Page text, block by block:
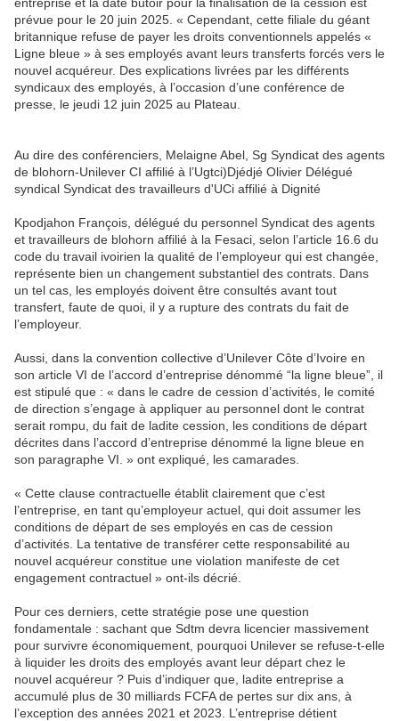
prévue pour le 20 juin 2025. « Cependant, cette filiale du géant
britannique refuse de payer les droits conventionnels appelés «
Ligne bleue » à ses employés avant leurs transferts forcés vers le
nouvel acquéreur. Des explications livrées par les différents
syndicaux des employés, à l’occasion d’une conférence de
presse, le jeudi 12 juin 2025 au Plateau.
Au dire des conférenciers, Melaigne Abel, Sg Syndicat des agents
de blohorn-Unilever CI affilié à l’Ugtci)Djédjé Olivier Délégué
syndical Syndicat des travailleurs d'UCi affilié à Dignité
Kpodjahon François, délégué du personnel Syndicat des agents
et travailleurs de blohorn affilié à la Fesaci, selon l’article 16.6 du
code du travail ivoirien la qualité de l’employeur qui est changée,
représente bien un changement substantiel des contrats. Dans
un tel cas, les employés doivent être consultés avant tout
transfert, faute de quoi, il y a rupture des contrats du fait de
l’employeur.
Aussi, dans la convention collective d’Unilever Côte d’Ivoire en
son article VI de l’accord d’entreprise dénommé “la ligne bleue”, il
est stipulé que : « dans le cadre de cession d’activités, le comité
de direction s’engage à appliquer au personnel dont le contrat
serait rompu, du fait de ladite cession, les conditions de départ
décrites dans l’accord d’entreprise dénommé la ligne bleue en
son paragraphe VI. » ont expliqué, les camarades.
« Cette clause contractuelle établit clairement que c’est
l’entreprise, en tant qu’employeur actuel, qui doit assumer les
conditions de départ de ses employés en cas de cession
d’activités. La tentative de transférer cette responsabilité au
nouvel acquéreur constitue une violation manifeste de cet
engagement contractuel » ont-ils décrié.
Pour ces derniers, cette stratégie pose une question
fondamentale : sachant que Sdtm devra licencier massivement
pour survivre économiquement, pourquoi Unilever se refuse-t-elle
à liquider les droits des employés avant leur départ chez le
nouvel acquéreur ? Puis d’indiquer que, ladite entreprise a
accumulé plus de 30 milliards FCFA de pertes sur dix ans, à
l’exception des années 2021 et 2023. L’entreprise détient